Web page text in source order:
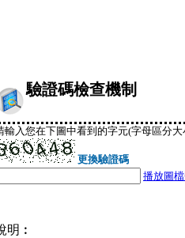
驗證碼檢查機制
輸入您在下圖中看到的字元(字母區分大
更換驗證碼
播放圖
明︰